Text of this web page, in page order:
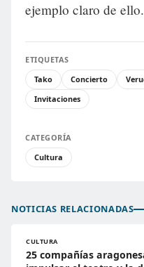
ejemplo claro de ello.
ETIQUETAS
Tako
Concierto
Invitaciones
CATEGORÍA
Cultura
NOTICIAS RELACIONADAS
CULTURA
25 compañías